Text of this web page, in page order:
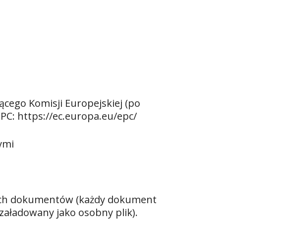
Komisji Europejskiej (po
https://ec.europa.eu/epc/
dokumentów (każdy dokument
jako osobny plik).